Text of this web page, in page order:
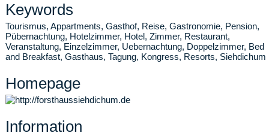
Keywords
Tourismus, Appartments, Gasthof, Reise, Gastronomie, Pension,
Pübernachtung, Hotelzimmer, Hotel, Zimmer, Restaurant,
Veranstaltung, Einzelzimmer, Uebernachtung, Doppelzimmer, Bed
and Breakfast, Gasthaus, Tagung, Kongress, Resorts, Siehdichum
Homepage
Information